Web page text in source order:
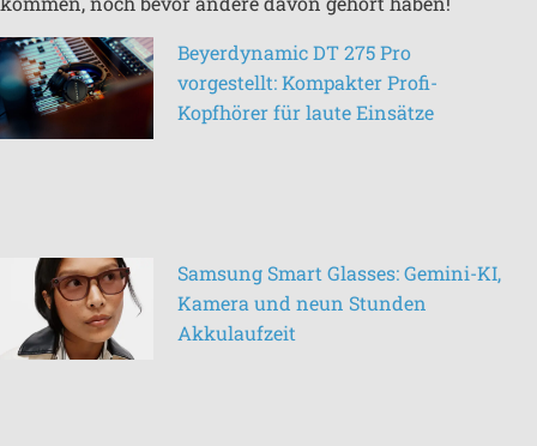
Beyerdynamic DT 275 Pro
vorgestellt: Kompakter Profi-
Kopfhörer für laute Einsätze
Samsung Smart Glasses: Gemini-KI,
Kamera und neun Stunden
Akkulaufzeit